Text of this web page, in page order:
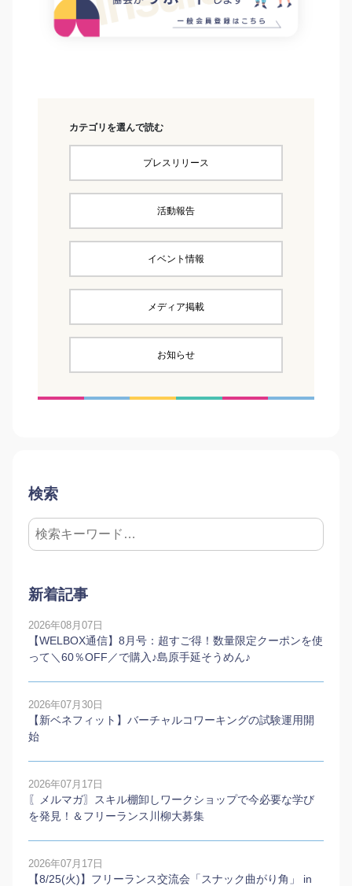
カテゴリを選んで読む
プレスリリース
活動報告
イベント情報
メディア掲載
お知らせ
検索
新着記事
2026年08月07日
【WELBOX通信】8月号：超すご得！数量限定クーポンを使
って＼60％OFF／で購入♪島原手延そうめん♪
2026年07月30日
【新ベネフィット】バーチャルコワーキングの試験運用開
始
2026年07月17日
〖メルマガ〗スキル棚卸しワークショップで今必要な学び
を発見！＆フリーランス川柳大募集
2026年07月17日
【8/25(火)】フリーランス交流会「スナック曲がり角」 in